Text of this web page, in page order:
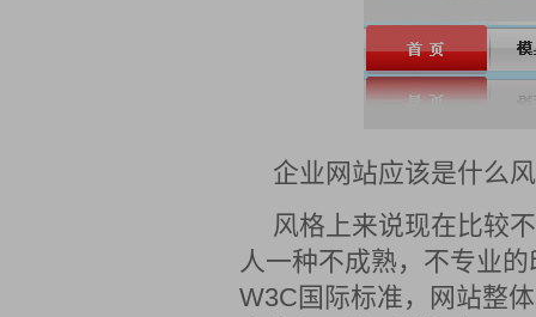
企业网站应该是什么
风格上来说现在比较
人一种不成熟，不专业
W3C国际标准，网站整